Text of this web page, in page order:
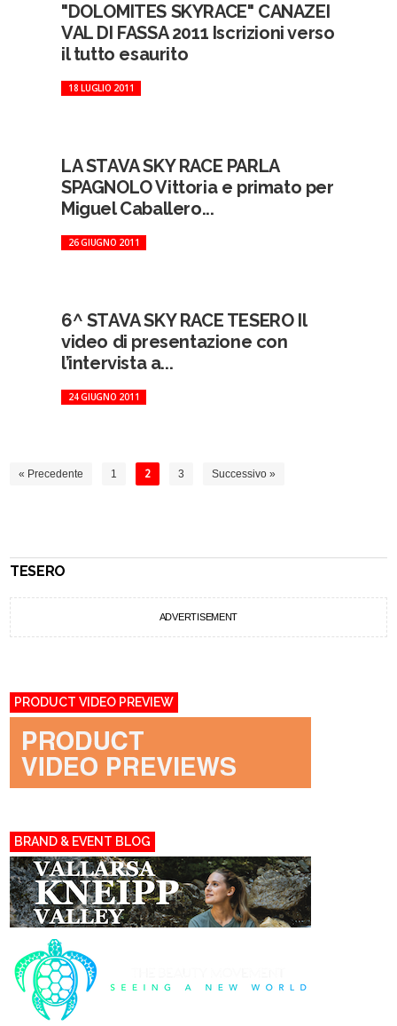
"DOLOMITES SKYRACE" CANAZEI
VAL DI FASSA 2011 Iscrizioni verso
il tutto esaurito
18 LUGLIO 2011
LA STAVA SKY RACE PARLA
SPAGNOLO Vittoria e primato per
Miguel Caballero...
26 GIUGNO 2011
6^ STAVA SKY RACE TESERO Il
video di presentazione con
l’intervista a...
24 GIUGNO 2011
« Precedente 1 2 3 Successivo »
TESERO
ADVERTISEMENT
PRODUCT VIDEO PREVIEW
BRAND & EVENT BLOG